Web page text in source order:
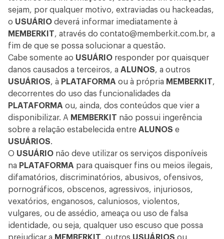
sejam, por qualquer motivo, extraviadas ou hackeadas,
o USUÁRIO deverá informar imediatamente à
MEMBERKIT, através do contato@memberkit.com.br, a
fim de que se possa solucionar a questão.
Cabe somente ao USUÁRIO responder por quaisquer
danos causados a terceiros, a ALUNOS, a outros
USUÁRIOS, à PLATAFORMA ou à própria MEMBERKIT,
decorrentes do uso das funcionalidades da
PLATAFORMA ou, ainda, dos conteúdos que vier a
disponibilizar. A MEMBERKIT não possui ingerência
sobre a relação estabelecida entre ALUNOS e
USUÁRIOS.
O USUÁRIO não deve utilizar os serviços disponíveis
na PLATAFORMA para quaisquer fins ou meios ilegais,
difamatórios, discriminatórios, abusivos, ofensivos,
pornográficos, obscenos, agressivos, injuriosos,
vexatórios, enganosos, caluniosos, violentos,
vulgares, ou de assédio, ameaça ou uso de falsa
identidade, ou seja, qualquer uso escuso que possa